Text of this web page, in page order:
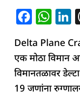
F
c
e
b
W
at
s
A
k
e
Delta Plane
एक मोठा विमान
विमानतळावर
19 जणांना